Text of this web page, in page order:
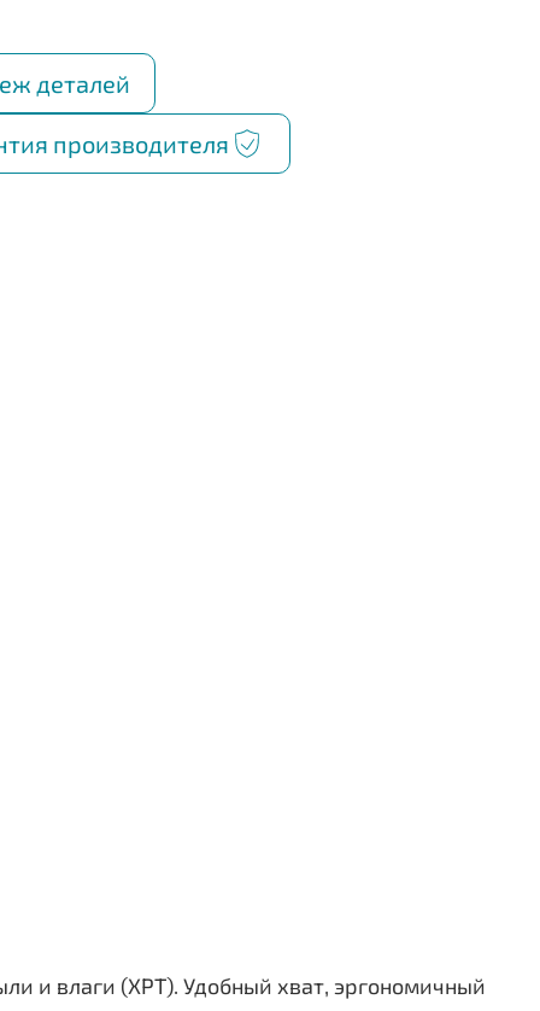
деталей
производителя
и влаги (XPT). Удобный хват, эргономичный